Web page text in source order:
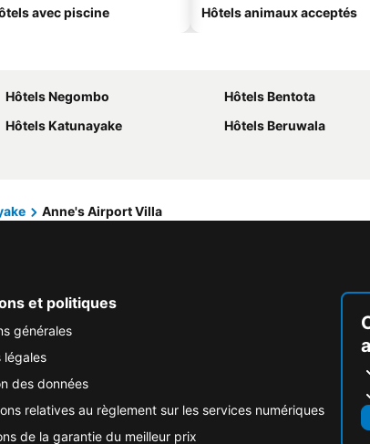
avec piscine Hôtels animaux acceptés
Hôtels Negombo
Hôtels Bentota
Hôtels Katunayake
Hôtels Beruwala
Anne's Airport Villa
et politiques
générales
légales
des données
relatives au règlement sur les services numériques
de la garantie du meilleur prix